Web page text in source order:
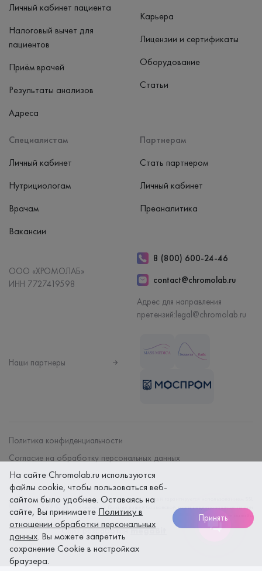
Личный кабинет пациента
Налоговый вычет для
пациентов
Приём врачей
Результаты анализов
Адреса
Специалистам
Личный кабинет
Нутрициологам
Врачам
Вакансии
Партнерам
Стать партнером
Личный кабинет
Преаналитика
Карьера
Лицензии и сертификаты
Оборудование
Статьи
ООО «ХРОМОЛАБ»
ИНН 7727419598
8 (800) 600-24-46
contact@chromolab.ru
Адрес для направления
претензий:legal@chromolab.ru
Наши партнеры
Политика конфиденциальности
Согласие на обработку персональных данных
Договор на оказание мед. услуг
Безопасность платежей гарантируется использованием SSL
протокола. Данные вашей банковской карты надежно защищены при
оплате онлайн
Сайт разработанmegaBit
На сайте Chromolab.ru используются
файлы cookie, чтобы пользоваться веб-
сайтом было удобнее. Оставаясь на
сайте, Вы принимаете Политику в
отношении обработки персональных
данных. Вы можете запретить
сохранение Cookie в настройках
браузера.
Принять